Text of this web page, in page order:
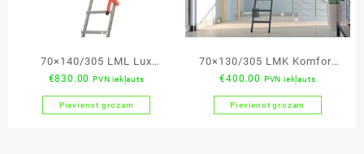
70×140/305 LML Lux
bēniņu kāpnes
€830.00 PVN iekļauts
Pievienot grozam
70×130/305 LMK Komfort
bēniņu kāpnes
€400.00 PVN iekļauts
Pievienot grozam